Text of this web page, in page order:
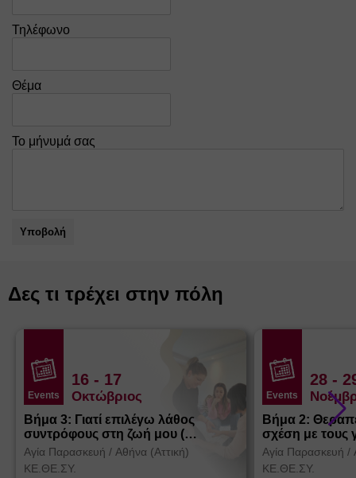
Τηλέφωνο
Θέμα
Το μήνυμά σας
Υποβολή
Δες τι τρέχει στην πόλη
Events
16 - 17
Οκτώβριος
Βήμα 3: Γιατί επιλέγω λάθος
συντρόφους στη ζωή μου (
Θεσσαλονίκη)
Αγία Παρασκευή / Αθήνα (Αττική)
ΚΕ.ΘΕ.ΣΥ.
Events
28 -
Βήμα 2:
σχέση με τους
Αγία Παρασκευή /
ΚΕ.ΘΕ.ΣΥ.